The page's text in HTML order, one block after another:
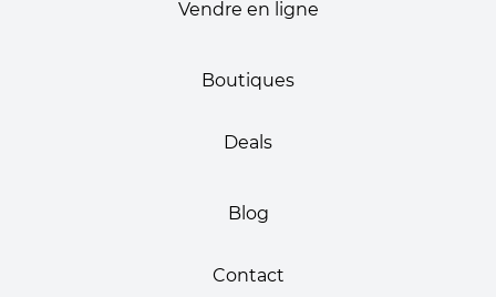
Vendre en ligne
Boutiques
Deals
Blog
Contact